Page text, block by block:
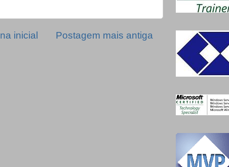
Postagem mais antiga
inicial